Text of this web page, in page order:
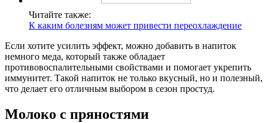
Читайте также:
К каким болезням может привести переохлаждение
Если хотите усилить эффект, можно добавить в напиток
немного меда, который также обладает
противовоспалительными свойствами и помогает укрепить
иммунитет. Такой напиток не только вкусный, но и полезный,
что делает его отличным выбором в сезон простуд.
Молоко с пряностями